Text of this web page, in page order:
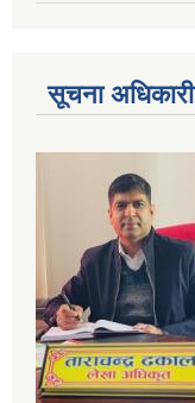
सूचना अधिकारी